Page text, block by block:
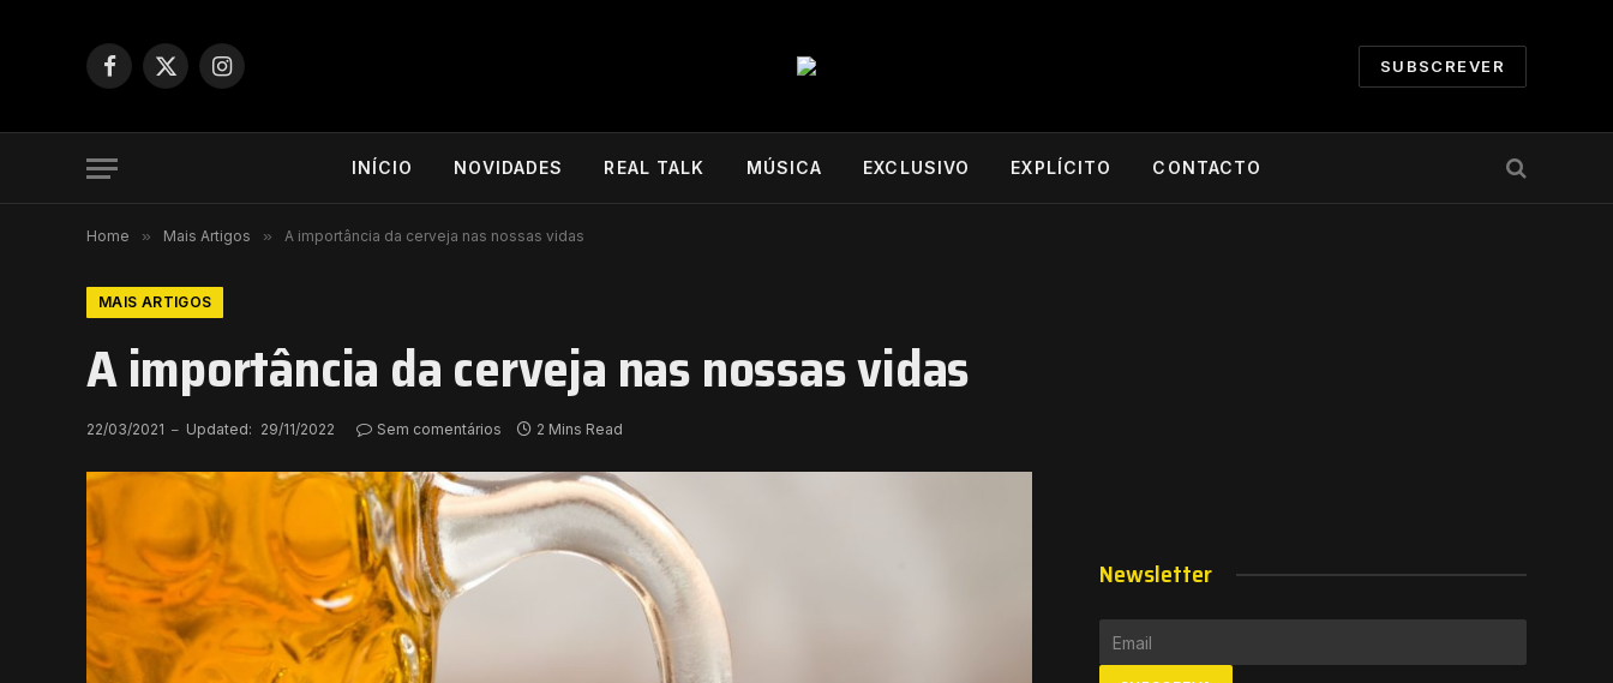
Facebook
X
Instagram
SUBSCREVER
INÍCIO NOVIDADES REAL TALK MÚSICA EXCLUSIVO EXPLÍCITO CONTACTO
Home » Mais Artigos » A importância da cerveja nas nossas vidas
MAIS ARTIGOS
A importância da cerveja nas nossas vidas
22/03/2021 Updated: 29/11/2022 Sem comentários 2 Mins Read
Newsletter